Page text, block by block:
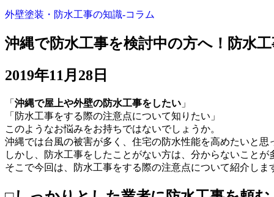
外壁塗装・防水工事の知識‐コラム
沖縄で防水工事を検討中の方へ！防水
2019年11月28日
「 沖縄で屋上や外壁の防水工事をしたい 」
「防水工事をする際の注意点について知りたい」
このようなお悩みをお持ちではないでしょうか。
沖縄では台風の被害が多く、住宅の防水性能を高めたいと思
しかし、防水工事をしたことがない方は、分からないことが
そこで今回は、防水工事をする際の注意点について紹介しま